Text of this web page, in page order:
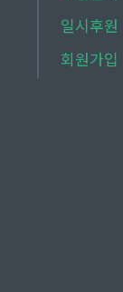
일시후원
회원가입